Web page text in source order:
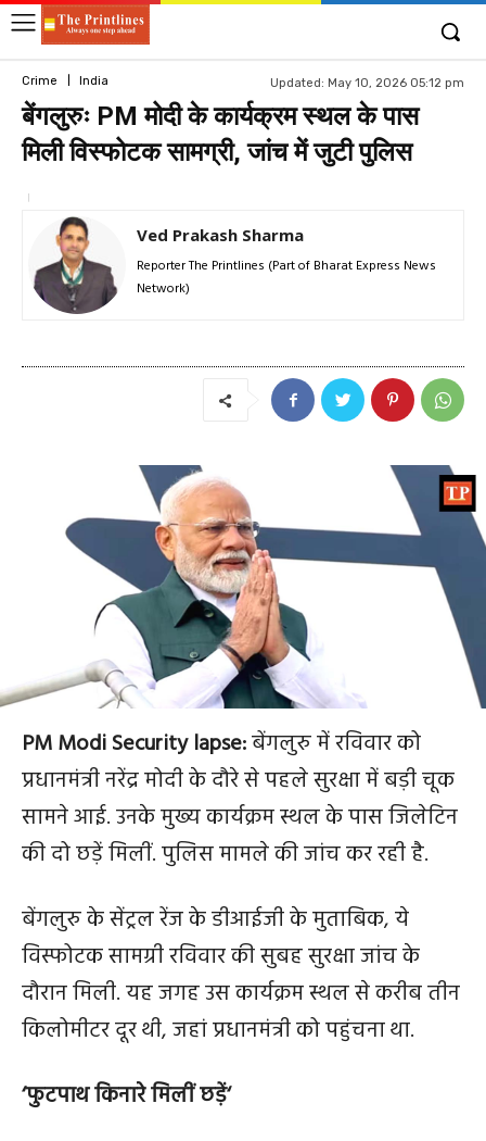
Crime India Updated: May 10, 2026 05:12 pm
बेंगलुरुः PM मोदी के कार्यक्रम स्थल के पास
मिली विस्फोटक सामग्री, जांच में जुटी पुलिस
Ved Prakash Sharma
Reporter The Printlines (Part of Bharat Express News
Network)
PM Modi Security lapse:बेंगलुरु में रविवार को
प्रधानमंत्री नरेंद्र मोदी के दौरे से पहले सुरक्षा में बड़ी चूक
सामने आई. उनके मुख्य कार्यक्रम स्थल के पास जिलेटिन
की दो छड़ें मिलीं. पुलिस मामले की जांच कर रही है.
बेंगलुरु के सेंट्रल रेंज के डीआईजी के मुताबिक, ये
विस्फोटक सामग्री रविवार की सुबह सुरक्षा जांच के
दौरान मिली. यह जगह उस कार्यक्रम स्थल से करीब तीन
किलोमीटर दूर थी, जहां प्रधानमंत्री को पहुंचना था.
‘फुटपाथ किनारे मिलीं छड़ें‘